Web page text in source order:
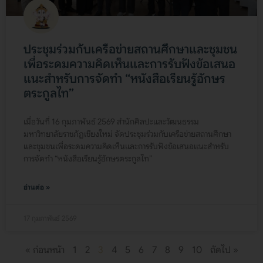
ประชุมร่วมกับเครือข่ายสถานศึกษาและชุมชน
เพื่อระดมความคิดเห็นและการรับฟังข้อเสนอ
แนะสำหรับการจัดทำ “หนังสือเรียนรู้อักษร
ตระกูลไท”
เมื่อวันที่ 16 กุมภาพันธ์ 2569 สำนักศิลปะและวัฒนธรรม
มหาวิทยาลัยราชภัฏเชียงใหม่ จัดประชุมร่วมกับเครือข่ายสถานศึกษา
และชุมชนเพื่อระดมความคิดเห็นและการรับฟังข้อเสนอแนะสำหรับ
การจัดทำ “หนังสือเรียนรู้อักษรตระกูลไท”
อ่านต่อ »
« ก่อนหน้า 1 2 4 5 6 7 8 9 10 ถัดไป »